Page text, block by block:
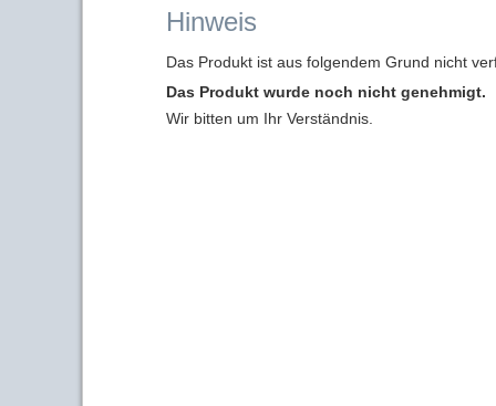
Hinweis
Das Produkt ist aus folgendem Grund nicht
Das Produkt wurde noch nicht genehmigt.
Wir bitten um Ihr Verständnis.